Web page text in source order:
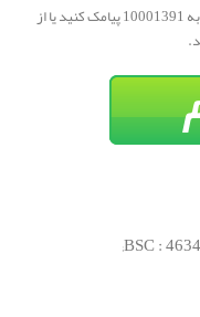
جهت ثبت نام در سامانه پیام صوتی عدد 2000 را به 10001391 پیامک کنید یا از